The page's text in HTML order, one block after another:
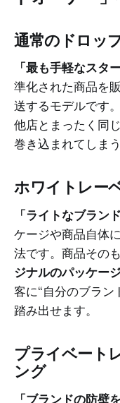
通常のドロッ
「最も手軽なスタ
準化された商品を
送するモデルです
他店とまったく同
巻き込まれてしま
ホワイトレー
「ライトなブラン
ケージや商品自体
法です。商品その
ジナルのパッケー
客に“自分のブラン
踏み出せます。
プライベート
ング
「ブランドの防壁